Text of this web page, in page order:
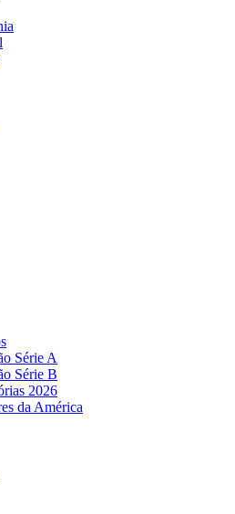
Série A
Série B
2026
da América